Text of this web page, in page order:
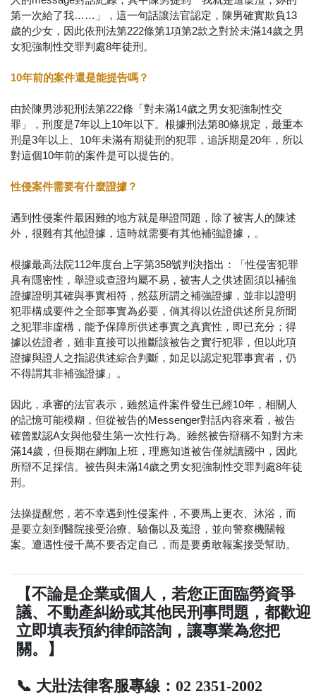
第一次給了我……」，這一句話讓法官認定，陳男確實欺負13
歲的少女，因此依刑法第222條第1項第2款之對於未滿14歲之男
女犯強制性交罪判處8年徒刑。
10年前的案件還是能提告嗎？
由於陳男涉犯刑法第222條「對未滿14歲之男女犯強制性交
罪」，刑度是7年以上10年以下。根據刑法第80條規定，最重本
刑是3年以上、10年未滿有期徒刑的犯罪，追訴期是20年，所以
對這個10年前的案件是可以提告的。
性侵案件需要有什麼證據？
遇到性侵案件最困難的地方就是舉證問題，除了被害人的陳述
外，很難有其他證據，這時就需要有其他補強證據，。
根據最高法院112年度台上字第358號判決指出：「性侵害犯罪
具有隱密性，舉證或查證均屬不易，被害人之供述固須以補強
證據證明其確與事實相符，然茲所謂之補強證據，並非以證明
犯罪構成要件之全部事實為必要，倘其得以佐證供述所見所聞
之犯罪非虛構，能予保障所供述事實之真實性，即已充分；得
據以佐證者，雖非直接可以推斷該被告之實行犯罪，但以此項
證據與證人之指認供述綜合判斷，如足以認定犯罪事實者，仍
不得謂其非補強證據」。
因此，承審的法官表示，雖然這件案件發生已經10年，相關人
的記憶可能模糊，但從被告的Messenger對話內容來看，被告
確曾默認A女與他發生第一次性行為。雖然被告辯稱不知對方未
滿14歲，但長期在網咖上班，理應知道被告僅就讀國中，因此
所辯不足採信。被告與未滿14歲之男女犯強制性交罪判處8年徒
刑。
法操提醒您，若不幸遇到性侵案件，不要馬上更衣、沐浴，而
是要立刻到醫院接受治療、驗傷以及蒐證，並向警察機關報
案。遭遇性侵千萬不要否定自己，而是要勇敢報案接受幫助。
【不論是企業或個人，若您正面臨勞資爭
議、不動產糾紛或其他民刑事問題，都歡迎
立即填表預約律師諮詢，讓專業為您把
關。】
📞 大壯法律客服專線：02 2351-2002